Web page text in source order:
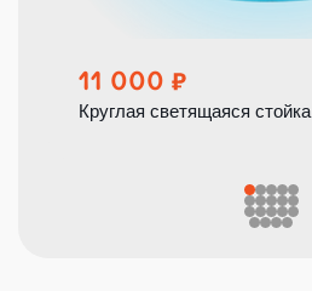
11 000
Круглая светящаяся стойка